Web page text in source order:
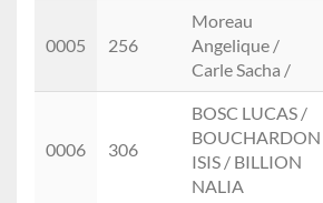
0005 256
Moreau
Angelique /
Carle Sacha /
0006 306
BOSC LUCAS /
BOUCHARDON
ISIS / BILLION
NALIA